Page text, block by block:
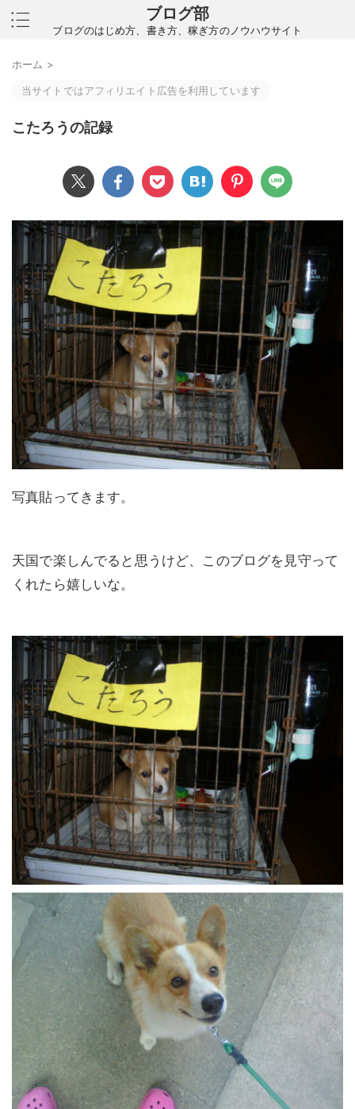
ブログ部
ブログのはじめ方、書き方、稼ぎ方のノウハウサイト
ホーム >
当サイトではアフィリエイト広告を利用しています
こたろうの記録
写真貼ってきます。
天国で楽しんでると思うけど、このブログを見守って
くれたら嬉しいな。